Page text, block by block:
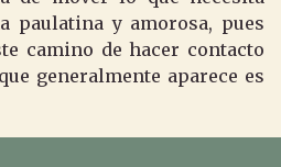
paulatina y amorosa, pues
camino de hacer contacto
generalmente aparece es